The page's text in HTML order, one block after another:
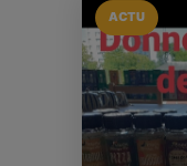
ACTU